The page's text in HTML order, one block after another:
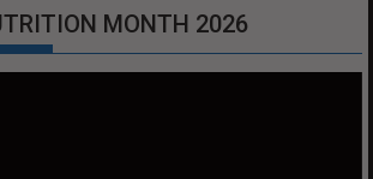
MONTH 2026